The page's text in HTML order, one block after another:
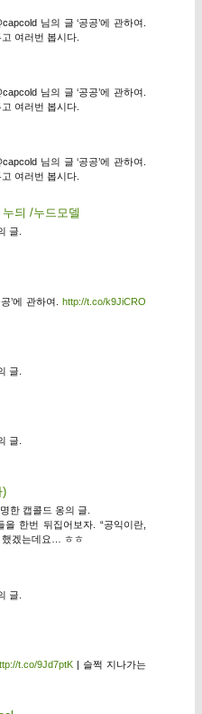
님의 글 ‘공공’에 관하여.
여러번 봅시다.
님의 글 ‘공공’에 관하여.
여러번 봅시다.
님의 글 ‘공공’에 관하여.
여러번 봅시다.
듸 /누드모델
글.
’에 관하여.http://t.co/k9JiCRO
글.
글.
)
한 캡콜드 옹의 글.
을 한번 뒤집어보자. “공익이란,
겠는데요… ㅎㅎ
글.
t.co/9Jd7ptK| 슬쩍 지나가는